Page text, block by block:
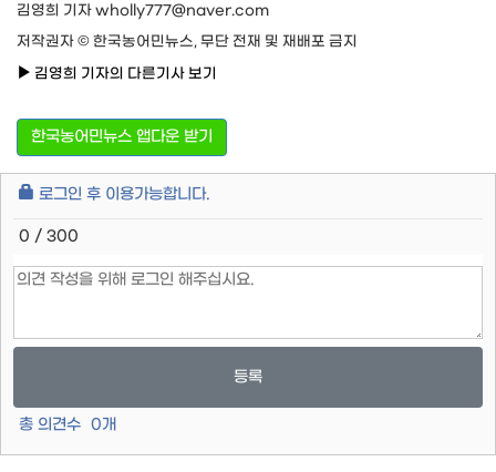
김영희 기자 wholly777@naver.com
저작권자 © 한국농어민뉴스, 무단 전재 및 재배포 금지
김영희 기자의 다른기사 보기
한국농어민뉴스 앱다운 받기
로그인 후 이용가능합니다.
0 / 300
등록
총 의견수 0개